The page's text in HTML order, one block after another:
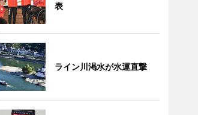
表
ライン川渇水が水運直撃